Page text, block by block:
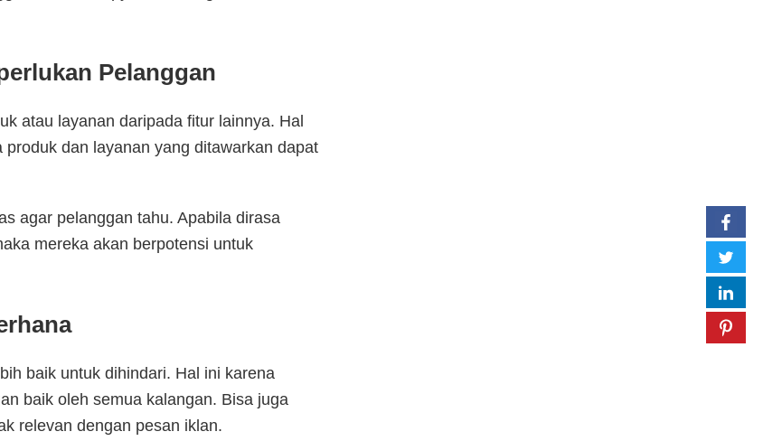
Pelanggan
atau layanan daripada fitur lainnya. Hal
dan layanan yang ditawarkan dapat
agar pelanggan tahu. Apabila dirasa
mereka akan berpotensi untuk
baik untuk dihindari. Hal ini karena
baik oleh semua kalangan. Bisa juga
relevan dengan pesan iklan.